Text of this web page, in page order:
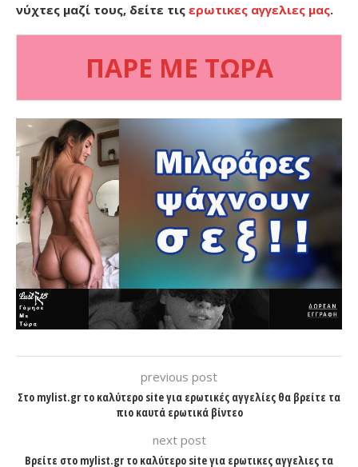
νύχτες μαζί τους, δείτε τις ερωτικες αγγελιες μας.
ΠΑΡΕ ΜΕ ΤΩΡΑ
previous post
Στο mylist.gr το καλύτερο site για ερωτικές αγγελίες θα βρείτε τα
πιο καυτά ερωτικά βίντεο
next post
Βρείτε στο mylist.gr το καλύτερο site για ερωτικες αγγελιες τα